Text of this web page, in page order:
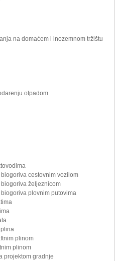
na domaćem i inozemnom tržištu
otpadom
cestovnim vozilom
željeznicom
plovnim putovima
plinom
plinom
projektom gradnje